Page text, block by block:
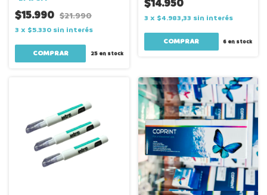
$15.990 $21.990
3 x $5.330 sin interés
25en stock
$14.950
3 x $4.983,33 sin interés
COMPRAR 6 en stock